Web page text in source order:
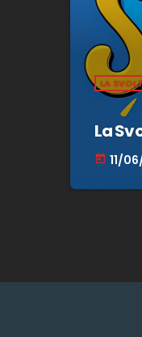
LA
La
today 11/